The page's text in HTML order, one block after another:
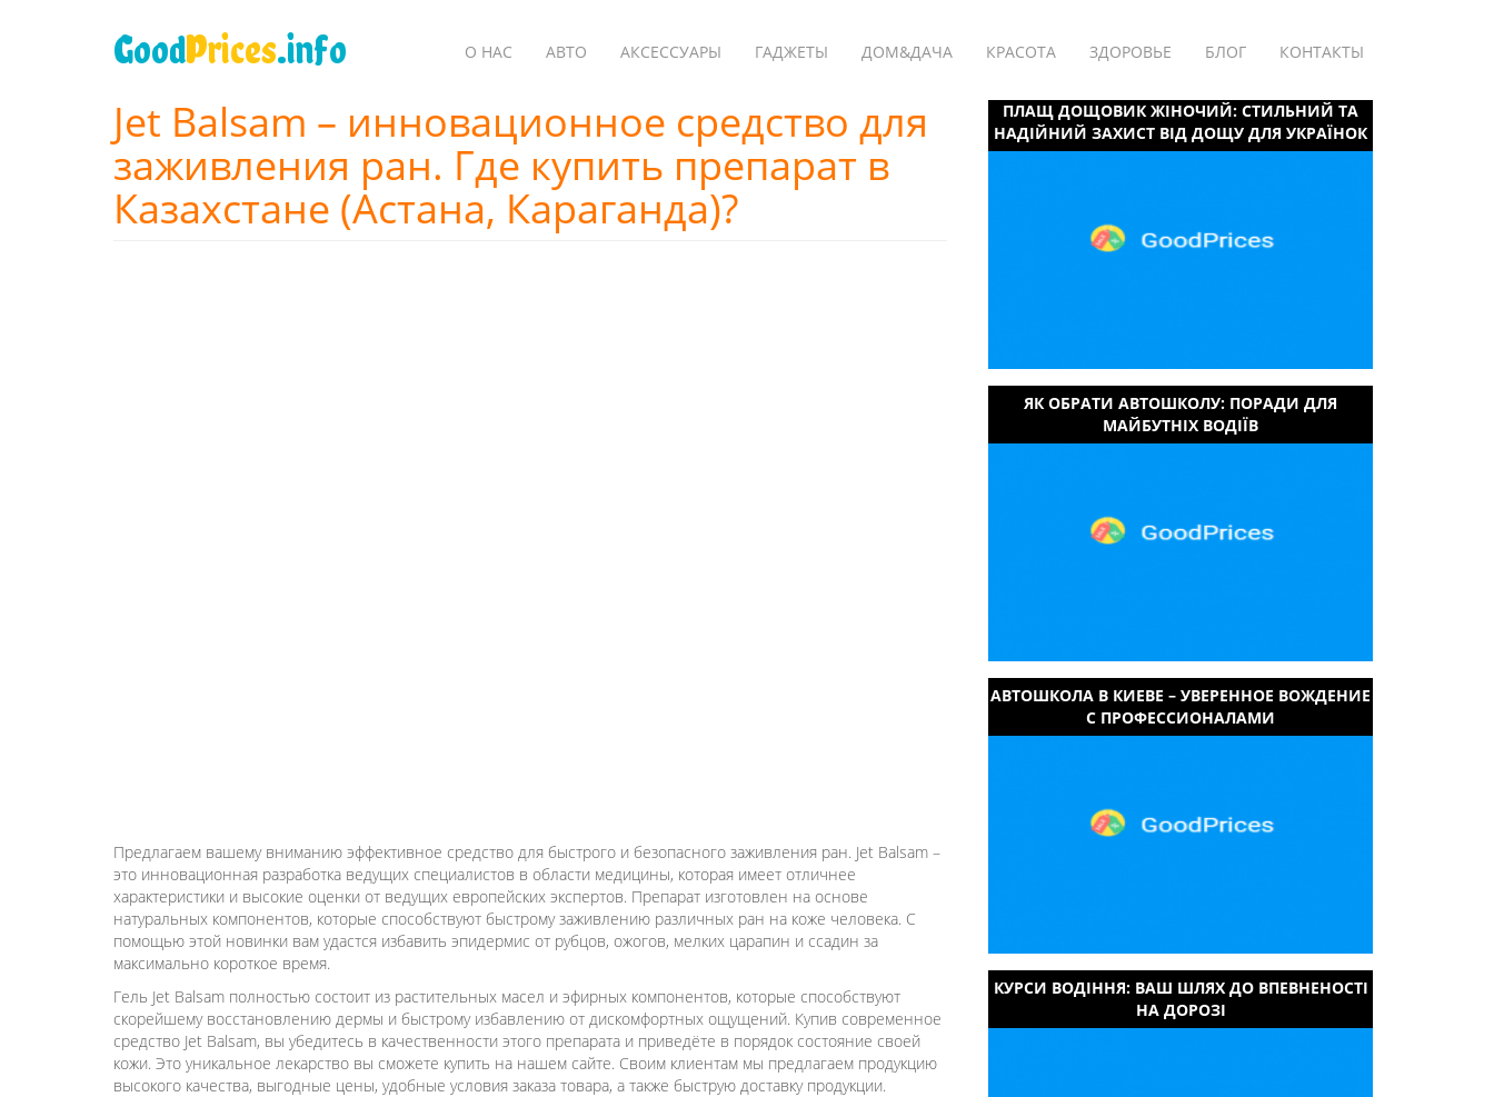
GoodPrices.info О НАС АВТО АКСЕССУАРЫ ГАДЖЕТЫ ДОМ&ДАЧА КРАСОТА ЗДОРОВЬЕ БЛОГ КОНТАКТЫ
Jet Balsam – инновационное средство для
заживления ран. Где купить препарат в
Казахстане (Астана, Караганда)?
Предлагаем вашему вниманию эффективное средство для быстрого и безопасного заживления ран. Jet Balsam –
это инновационная разработка ведущих специалистов в области медицины, которая имеет отличнее
характеристики и высокие оценки от ведущих европейских экспертов. Препарат изготовлен на основе
натуральных компонентов, которые способствуют быстрому заживлению различных ран на коже человека. С
помощью этой новинки вам удастся избавить эпидермис от рубцов, ожогов, мелких царапин и ссадин за
максимально короткое время.
Гель Jet Balsam полностью состоит из растительных масел и эфирных компонентов, которые способствуют
скорейшему восстановлению дермы и быстрому избавлению от дискомфортных ощущений. Купив современное
средство Jet Balsam, вы убедитесь в качественности этого препарата и приведёте в порядок состояние своей
кожи. Это уникальное лекарство вы сможете купить на нашем сайте. Своим клиентам мы предлагаем продукцию
высокого качества, выгодные цены, удобные условия заказа товара, а также быструю доставку продукции.
ПЛАЩ ДОЩОВИК ЖІНОЧИЙ: СТИЛЬНИЙ ТА
НАДІЙНИЙ ЗАХИСТ ВІД ДОЩУ ДЛЯ УКРАЇНОК
ЯК ОБРАТИ АВТОШКОЛУ: ПОРАДИ ДЛЯ
МАЙБУТНІХ ВОДІЇВ
АВТОШКОЛА В КИЕВЕ – УВЕРЕННОЕ ВОЖДЕНИЕ
С ПРОФЕССИОНАЛАМИ
КУРСИ ВОДІННЯ: ВАШ ШЛЯХ ДО ВПЕВНЕНОСТІ
НА ДОРОЗІ